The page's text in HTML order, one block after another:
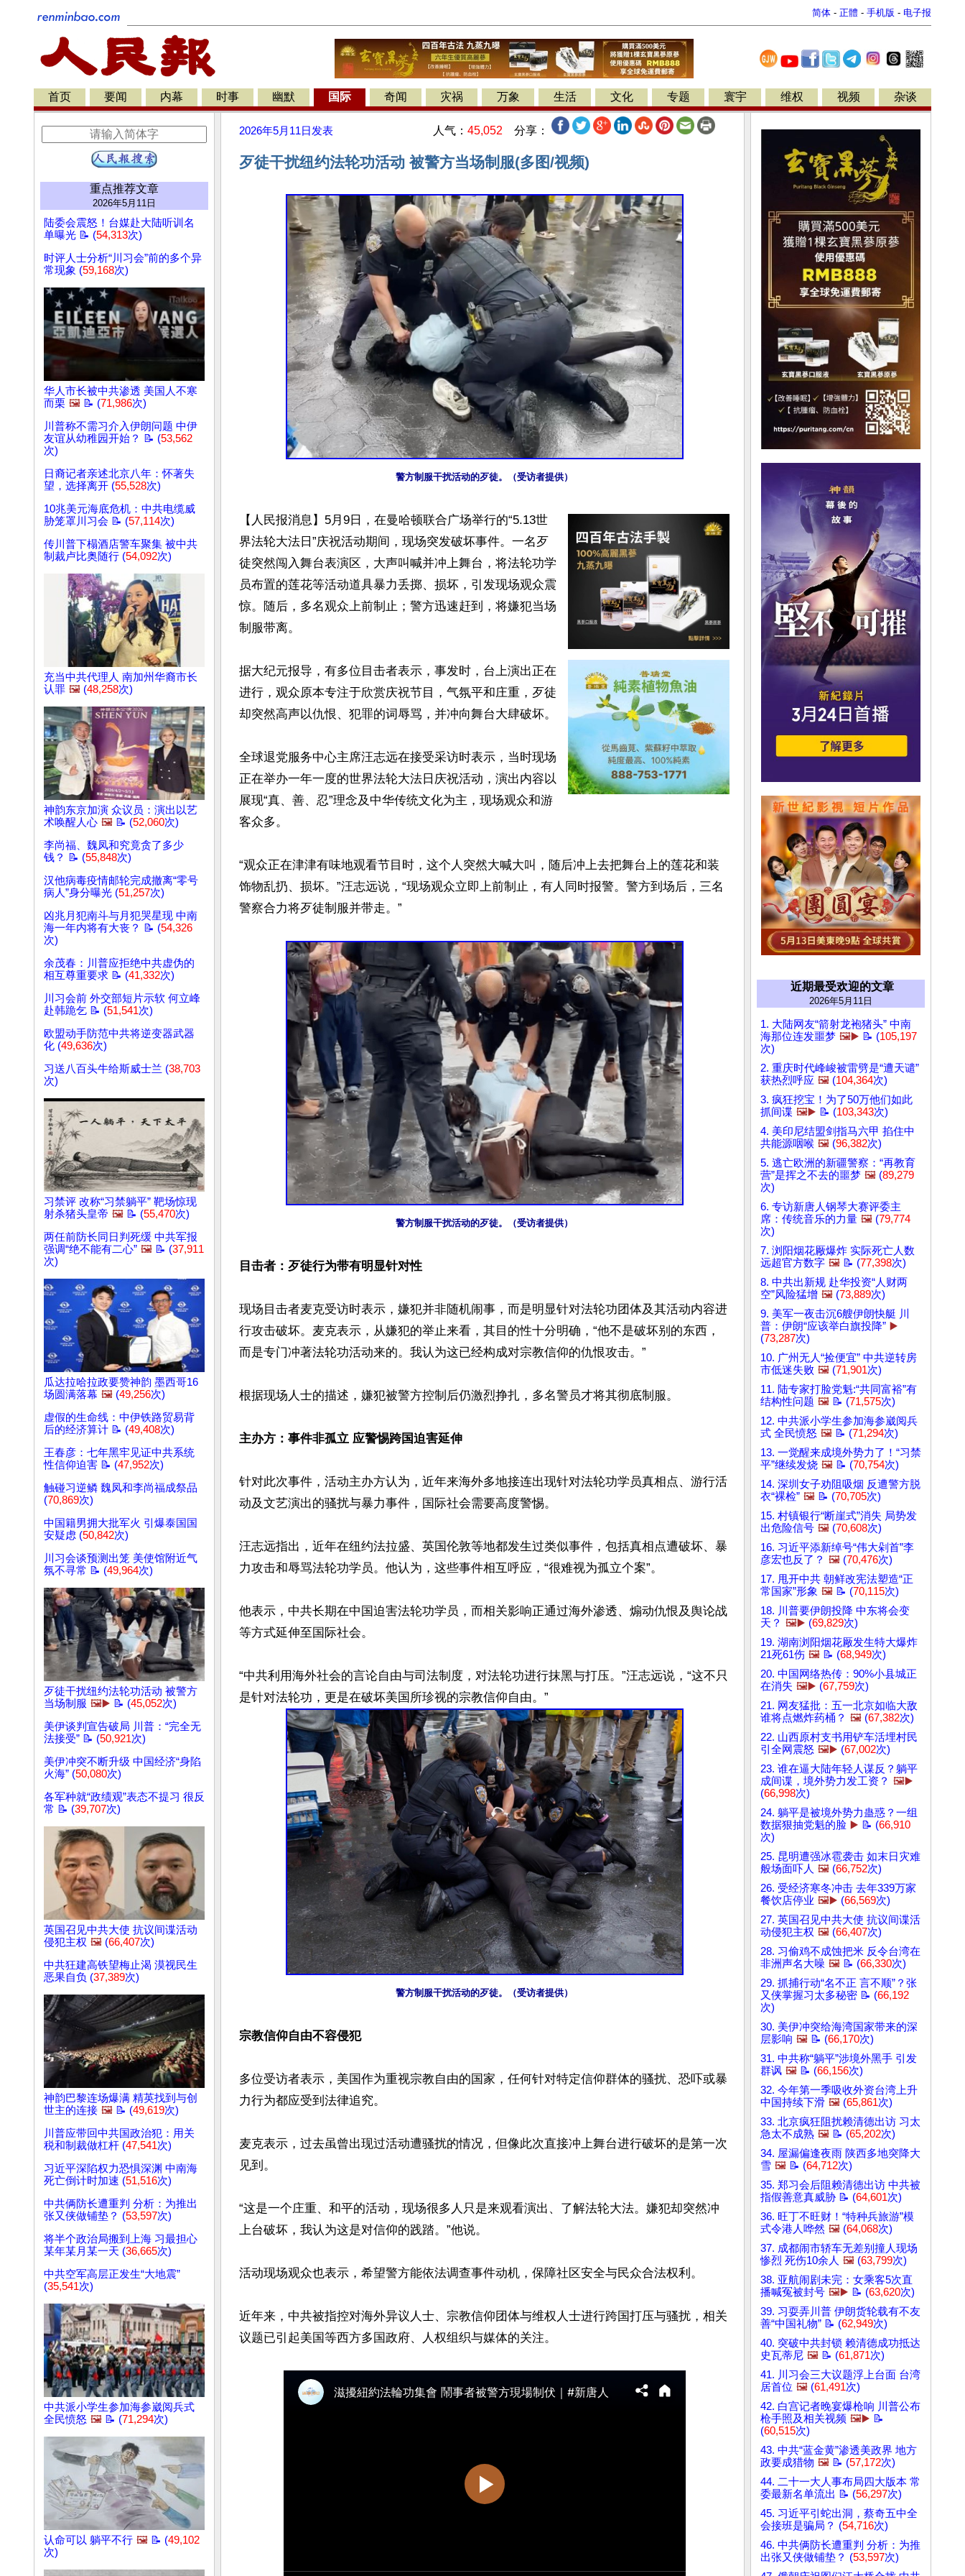
简体 - 正體 - 手机版 - 电子报
首页 要闻 内幕 时事 幽默 国际 奇闻 灾祸 万象 生活 文化 专题 寰宇 维权 视频 杂谈
重点推荐文章
2026年5月11日
陆委会震怒！台媒赴大陆听训名
单曝光 📝 (54,313次)
时评人士分析“川习会”前的多个异
常现象 (59,168次)
华人市长被中共渗透 美国人不寒
而栗 🖼️ 📝 (71,986次)
川普称不需习介入伊朗问题 中伊
友谊从幼稚园开始？ 📝 (53,562
次)
日裔记者亲述北京八年：怀著失
望，选择离开 (55,528次)
10兆美元海底危机：中共电缆威
胁笼罩川习会 📝 (57,114次)
传川普下榻酒店警车聚集 被中共
制裁卢比奥随行 (54,092次)
充当中共代理人 南加州华裔市长
认罪 🖼️ (48,258次)
神韵东京加演 众议员：演出以艺
术唤醒人心 🖼️ 📝 (52,060次)
李尚福、魏凤和究竟贪了多少
钱？ 📝 (55,848次)
汉他病毒疫情邮轮完成撤离“零号
病人”身分曝光 (51,257次)
凶兆月犯南斗与月犯哭星现 中南
海一年内将有大丧？ 📝 (54,326
次)
余茂春：川普应拒绝中共虚伪的
相互尊重要求 📝 (41,332次)
川习会前 外交部短片示软 何立峰
赴韩跪乞 📝 (51,541次)
欧盟动手防范中共将逆变器武器
化 (49,636次)
习送八百头牛给斯威士兰 (38,703
次)
习禁评 改称“习禁躺平” 靶场惊现
射杀猪头皇帝 🖼️ 📝 (55,470次)
两任前防长同日判死缓 中共军报
强调“绝不能有二心” 🖼️ 📝 (37,911
次)
瓜达拉哈拉政要赞神韵 墨西哥16
场圆满落幕 🖼️ (49,256次)
虚假的生命线：中伊铁路贸易背
后的经济算计 📝 (49,408次)
王春彦：七年黑牢见证中共系统
性信仰迫害 📝 (47,952次)
触碰习逆鳞 魏凤和李尚福成祭品
(70,869次)
中国籍男拥大批军火 引爆泰国国
安疑虑 (50,842次)
川习会谈预测出笼 美使馆附近气
氛不寻常 📝 (49,964次)
歹徒干扰纽约法轮功活动 被警方
当场制服 🖼️▶️ 📝 (45,052次)
美伊谈判宣告破局 川普：“完全无
法接受” 📝 (50,921次)
美伊冲突不断升级 中国经济“身陷
火海” (50,080次)
各军种就“政绩观”表态不提习 很反
常 📝 (39,707次)
英国召见中共大使 抗议间谍活动
侵犯主权 🖼️ (66,407次)
中共狂建高铁望梅止渴 漠视民生
恶果自负 (37,389次)
神韵巴黎连场爆满 精英找到与创
世主的连接 🖼️ 📝 (49,619次)
川普应带回中共国政治犯：用关
税和制裁做杠杆 (47,541次)
习近平深陷权力恐惧深渊 中南海
死亡倒计时加速 (51,516次)
中共俩防长遭重判 分析：为推出
张又侠做铺垫？ (53,597次)
将半个政治局搬到上海 习最担心
某年某月某一天 (36,665次)
中共空军高层正发生“大地震”
(35,541次)
中共派小学生参加海参崴阅兵式
全民愤怒 🖼️ 📝 (71,294次)
认命可以 躺平不行 🖼️ 📝 (49,102
次)
2026年5月11日 发表 人气： 45,052 分享：
歹徒干扰纽约法轮功活动 被警方当场制服(多图/视频)
警方制服干扰活动的歹徒。（受访者提供）
【人民报消息】5月9日，在曼哈顿联合广场举行的“5.13世
界法轮大法日”庆祝活动期间，现场突发破坏事件。一名歹
徒突然闯入舞台表演区，大声叫喊并冲上舞台，将法轮功学
员布置的莲花等活动道具暴力丢掷、损坏，引发现场观众震
惊。随后，多名观众上前制止；警方迅速赶到，将嫌犯当场
制服带离。
据大纪元报导，有多位目击者表示，事发时，台上演出正在
进行，观众原本专注于欣赏庆祝节目，气氛平和庄重，歹徒
却突然高声以仇恨、犯罪的词辱骂，并冲向舞台大肆破坏。
全球退党服务中心主席汪志远在接受采访时表示，当时现场
正在举办一年一度的世界法轮大法日庆祝活动，演出内容以
展现“真、善、忍”理念及中华传统文化为主，现场观众和游
客众多。
“观众正在津津有味地观看节目时，这个人突然大喊大叫，随后冲上去把舞台上的莲花和装
饰物乱扔、损坏。”汪志远说，“现场观众立即上前制止，有人同时报警。警方到场后，三名
警察合力将歹徒制服并带走。”
警方制服干扰活动的歹徒。（受访者提供）
目击者：歹徒行为带有明显针对性
现场目击者麦克受访时表示，嫌犯并非随机闹事，而是明显针对法轮功团体及其活动内容进
行攻击破坏。麦克表示，从嫌犯的举止来看，其目的性十分明确，“他不是破坏别的东西，
而是专门冲著法轮功活动来的。我认为这已经构成对宗教信仰的仇恨攻击。”
根据现场人士的描述，嫌犯被警方控制后仍激烈挣扎，多名警员才将其彻底制服。
主办方：事件非孤立 应警惕跨国迫害延伸
针对此次事件，活动主办方认为，近年来海外多地接连出现针对法轮功学员真相点、游行活
动及文艺演出的骚扰与暴力事件，国际社会需要高度警惕。
汪志远指出，近年在纽约法拉盛、英国伦敦等地都发生过类似事件，包括真相点遭破坏、暴
力攻击和辱骂法轮功学员。他认为，这些事件相互呼应，“很难视为孤立个案”。
他表示，中共长期在中国迫害法轮功学员，而相关影响正通过海外渗透、煽动仇恨及舆论战
等方式延伸至国际社会。
“中共利用海外社会的言论自由与司法制度，对法轮功进行抹黑与打压。”汪志远说，“这不只
警方制服干扰活动的歹徒。（受访者提供）
宗教信仰自由不容侵犯
多位受访者表示，美国作为重视宗教自由的国家，任何针对特定信仰群体的骚扰、恐吓或暴
力行为都应受到法律追究。
麦克表示，过去虽曾出现过活动遭骚扰的情况，但像此次直接冲上舞台进行破坏的是第一次
见到。
“这是一个庄重、和平的活动，现场很多人只是来观看演出、了解法轮大法。嫌犯却突然冲
上台破坏，我认为这是对信仰的践踏。”他说。
活动现场观众也表示，希望警方能依法调查事件动机，保障社区安全与民众合法权利。
近年来，中共被指控对海外异议人士、宗教信仰团体与维权人士进行跨国打压与骚扰，相关
近期最受欢迎的文章
2026年5月11日
1. 大陆网友“箭射龙袍猪头” 中南
海那位连发噩梦 🖼️▶️ 📝 (105,197
次)
2. 重庆时代峰峻被雷劈是“遭天谴”
获热烈呼应 🖼️ (104,364次)
3. 疯狂挖宝！为了50万他们如此
抓间谍 🖼️▶️ 📝 (103,343次)
4. 美印尼结盟剑指马六甲 掐住中
共能源咽喉 🖼️ (96,382次)
5. 逃亡欧洲的新疆警察：“再教育
营”是挥之不去的噩梦 🖼️ (89,279
次)
6. 专访新唐人钢琴大赛评委主
席：传统音乐的力量 🖼️ (79,774
次)
7. 浏阳烟花厰爆炸 实际死亡人数
远超官方数字 🖼️ 📝 (77,398次)
8. 中共出新规 赴华投资“人财两
空”风险猛增 🖼️ (73,889次)
9. 美军一夜击沉6艘伊朗快艇 川
普：伊朗“应该举白旗投降” ▶️
(73,287次)
10. 广州无人“捡便宜” 中共逆转房
市低迷失败 🖼️ (71,901次)
11. 陆专家打脸党魁:“共同富裕”有
结构性问题 🖼️ 📝 (71,575次)
12. 中共派小学生参加海参崴阅兵
式 全民愤怒 🖼️ 📝 (71,294次)
13. 一觉醒来成境外势力了！“习禁
平”继续发烧 🖼️ 📝 (70,754次)
14. 深圳女子劝阻吸烟 反遭警方脱
衣“裸检” 🖼️ 📝 (70,705次)
15. 村镇银行“断崖式”消失 局势发
出危险信号 🖼️ (70,608次)
16. 习近平添新绰号“伟大剁首”李
彦宏也反了？ 🖼️ (70,476次)
17. 甩开中共 朝鲜改宪法塑造“正
常国家”形象 🖼️ 📝 (70,115次)
18. 川普要伊朗投降 中东将会变
天？ 🖼️▶️ (69,829次)
19. 湖南浏阳烟花厰发生特大爆炸
21死61伤 🖼️ 📝 (68,949次)
20. 中国网络热传：90%小县城正
在消失 🖼️▶️ (67,759次)
21. 网友猛批：五一北京如临大敌
谁将点燃炸药桶？ 🖼️ (67,382次)
22. 山西原村支书用铲车活埋村民
引全网震怒 🖼️▶️ (67,002次)
23. 谁在逼大陆年轻人谋反？躺平
成间谍，境外势力发工资？ 🖼️▶️
(66,998次)
24. 躺平是被境外势力蛊惑？一组
数据狠抽党魁的脸 ▶️ 📝 (66,910
次)
25. 昆明遭强冰雹袭击 如末日灾难
般场面吓人 🖼️ (66,752次)
26. 受经济寒冬冲击 去年339万家
餐饮店停业 🖼️▶️ (66,569次)
27. 英国召见中共大使 抗议间谍活
动侵犯主权 🖼️ (66,407次)
28. 习偷鸡不成蚀把米 反令台湾在
非洲声名大噪 🖼️ 📝 (66,330次)
29. 抓捕行动“名不正 言不顺”？张
又侠掌握习太多秘密 📝 (66,192
次)
30. 美伊冲突给海湾国家带来的深
层影响 🖼️ 📝 (66,170次)
31. 中共称“躺平”涉境外黑手 引发
群讽 🖼️ 📝 (66,156次)
32. 今年第一季吸收外资台湾上升
中国持续下滑 🖼️ (65,861次)
33. 北京疯狂阻扰赖清德出访 习太
急太不成熟 🖼️ 📝 (65,202次)
34. 屋漏偏逢夜雨 陕西多地突降大
雪 🖼️ 📝 (64,712次)
35. 郑习会后阻赖清德出访 中共被
指假善意真威胁 📝 (64,601次)
36. 旺丁不旺财！“特种兵旅游”模
式令港人哗然 🖼️ (64,068次)
37. 成都闹市轿车无差别撞人现场
惨烈 死伤10余人 🖼️ (63,799次)
38. 亚航闹剧未完：女乘客5次直
播喊冤被封号 🖼️▶️ 📝 (63,620次)
39. 习耍弄川普 伊朗货轮载有不友
善“中国礼物” 📝 (62,949次)
40. 突破中共封锁 赖清德成功抵达
史瓦蒂尼 🖼️ 📝 (61,871次)
41. 川习会三大议题浮上台面 台湾
居首位 🖼️ (61,491次)
42. 白宫记者晚宴爆枪响 川普公布
枪手照及相关视频 🖼️▶️ 📝
(60,515次)
43. 中共“蓝金黄”渗透美政界 地方
政要成猎物 🖼️ 📝 (57,172次)
44. 二十一大人事布局四大版本 常
委最新名单流出 📝 (56,297次)
45. 习近平引蛇出洞，蔡奇五中全
会接班是骗局？ (54,716次)
46. 中共俩防长遭重判 分析：为推
出张又侠做铺垫？ (53,597次)